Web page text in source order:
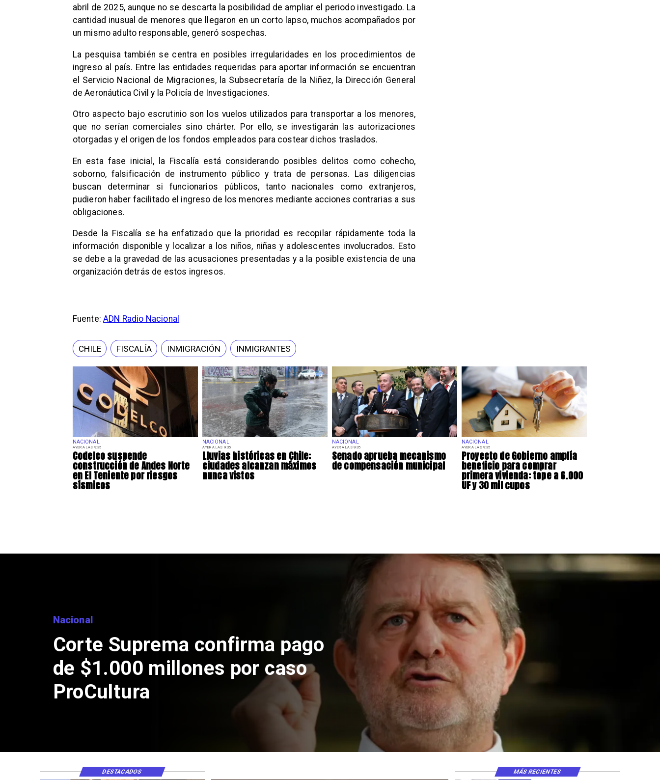
NACIONAL
AYER A LAS 9:35
Codelco suspende
construcción de Andes Norte
en El Teniente por riesgos
sísmicos
NACIONAL
AYER A LAS 9:35
Lluvias históricas en Chile:
ciudades alcanzan máximos
nunca vistos
NACIONAL
AYER A LAS 9:35
Senado aprueba mecanismo
de compensación municipal
NACIONAL
AYER A LAS 9:35
Proyecto de Gobierno amplía
beneficio para comprar
primera vivienda: tope a 6.000
UF y 30 mil cupos
abril de 2025, aunque no se descarta la posibilidad de ampliar el periodo investigado. La
cantidad inusual de menores que llegaron en un corto lapso, muchos acompañados por
un mismo adulto responsable, generó sospechas.
La pesquisa también se centra en posibles irregularidades en los procedimientos de
ingreso al país. Entre las entidades requeridas para aportar información se encuentran
el Servicio Nacional de Migraciones, la Subsecretaría de la Niñez, la Dirección General
de Aeronáutica Civil y la Policía de Investigaciones.
Otro aspecto bajo escrutinio son los vuelos utilizados para transportar a los menores,
que no serían comerciales sino chárter. Por ello, se investigarán las autorizaciones
otorgadas y el origen de los fondos empleados para costear dichos traslados.
En esta fase inicial, la Fiscalía está considerando posibles delitos como cohecho,
soborno, falsificación de instrumento público y trata de personas. Las diligencias
buscan determinar si funcionarios públicos, tanto nacionales como extranjeros,
pudieron haber facilitado el ingreso de los menores mediante acciones contrarias a sus
obligaciones.
Desde la Fiscalía se ha enfatizado que la prioridad es recopilar rápidamente toda la
información disponible y localizar a los niños, niñas y adolescentes involucrados. Esto
se debe a la gravedad de las acusaciones presentadas y a la posible existencia de una
organización detrás de estos ingresos.
Fuente:ADN Radio Nacional
CHILE FISCALÍA INMIGRACIÓN INMIGRANTES
Nacional
Corte Suprema confirma pago
de $1.000 millones por caso
ProCultura
DESTACADOS MÁS RECIENTES